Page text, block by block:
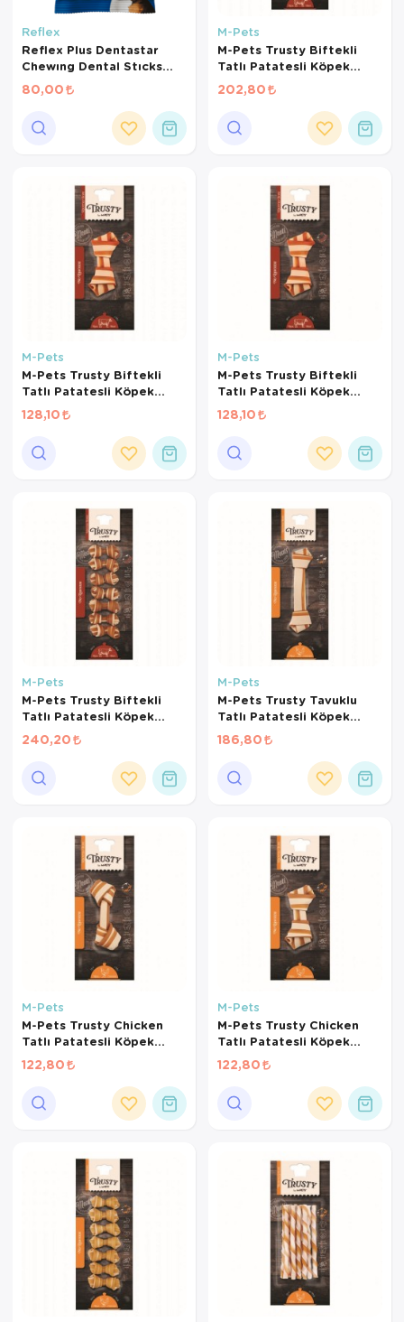
Reflex
Reflex Plus Dentastar
Chewıng Dental Stıcks
Medıum 180g
80,00
M-Pets
M-Pets Trusty Biftekli
Tatlı Patatesli Köpek
Kemiği 20cm 100gr
202,80
M-Pets
M-Pets Trusty Biftekli
Tatlı Patatesli Köpek
Kemiği 12cm 50gr
128,10
M-Pets
M-Pets Trusty Biftekli
Tatlı Patatesli Köpek
Kemiği 11cm 50gr
128,10
M-Pets
M-Pets Trusty Biftekli
Tatlı Patatesli Köpek
Kemiği 6cm 140gr 7li
Paket
240,20
M-Pets
M-Pets Trusty Tavuklu
Tatlı Patatesli Köpek
Kemiği 20cm 100gr
186,80
M-Pets
M-Pets Trusty Chicken
Tatlı Patatesli Köpek
Kemiği 12cm 50gr
122,80
M-Pets
M-Pets Trusty Chicken
Tatlı Patatesli Köpek
Kemiği 11cm 50gr
122,80